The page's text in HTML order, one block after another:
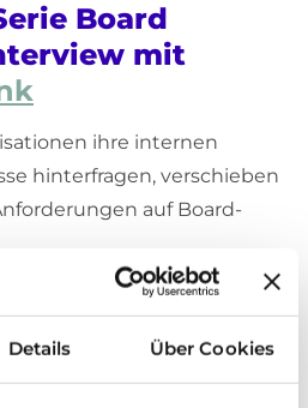
Details Über Cookies
Board
mit
ihre internen
hinterfragen, verschieben
auf Board-
um die Qualität
und darum, zentrale